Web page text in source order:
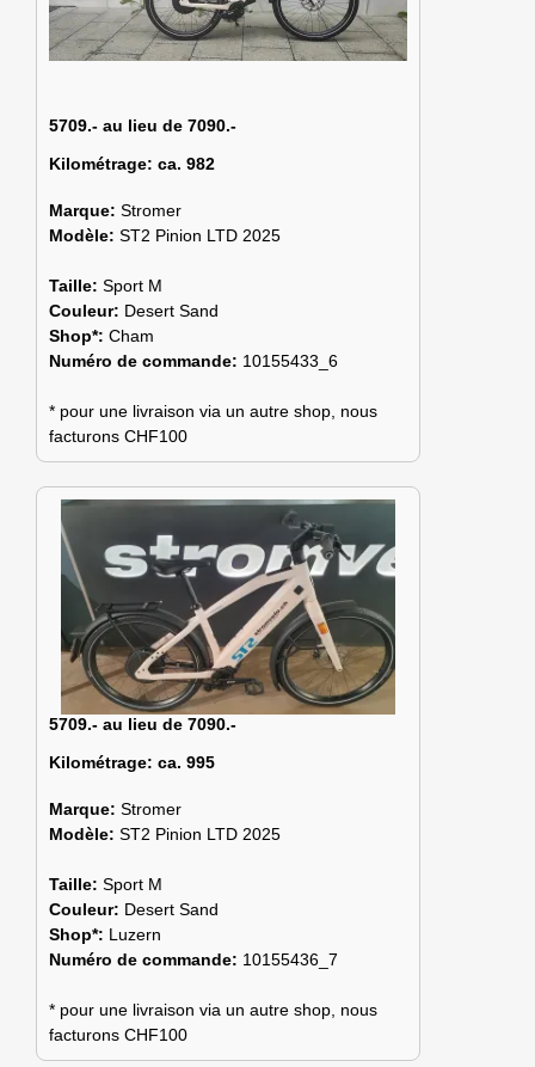
5709.- au lieu de 7090.-
Kilométrage: ca. 982
Marque: Stromer
Modèle: ST2 Pinion LTD 2025
Taille: Sport M
Couleur: Desert Sand
Shop*: Cham
Numéro de commande: 10155433_6
* pour une livraison via un autre shop, nous
facturons CHF100
5709.- au lieu de 7090.-
Kilométrage: ca. 995
Marque: Stromer
Modèle: ST2 Pinion LTD 2025
Taille: Sport M
Couleur: Desert Sand
Shop*: Luzern
Numéro de commande: 10155436_7
* pour une livraison via un autre shop, nous
facturons CHF100